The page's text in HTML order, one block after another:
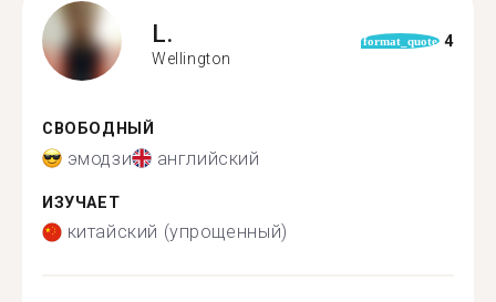
L.
Wellington
format_quote 4
СВОБОДНЫЙ
эмодзи английский
ИЗУЧАЕТ
китайский (упрощенный)